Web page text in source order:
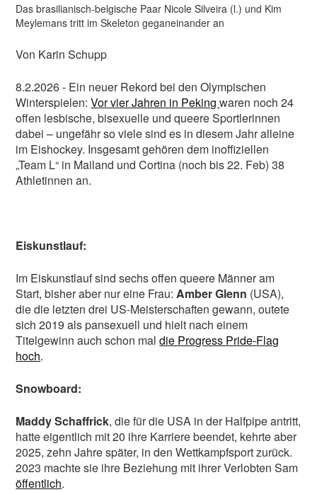
Das brasilianisch-belgische Paar Nicole Silveira (l.) und Kim
Meylemans tritt im Skeleton geganeinander an
Von Karin Schupp
8.2.2026 - Ein neuer Rekord bei den Olympischen
Winterspielen:Vor vier Jahren in Pekingwaren noch 24
offen lesbische, bisexuelle und queere Sportlerinnen
dabei – ungefähr so viele sind es in diesem Jahr alleine
im Eishockey. Insgesamt gehören dem inoffiziellen
„Team L“ in Mailand und Cortina (noch bis 22. Feb) 38
Athletinnen an.
Eiskunstlauf:
Im Eiskunstlauf sind sechs offen queere Männer am
Start, bisher aber nur eine Frau:Amber Glenn (USA),
die die letzten drei US-Meisterschaften gewann, outete
sich 2019 als pansexuell und hielt nach einem
Titelgewinn auch schon maldie Progress Pride-Flag
hoch.
Snowboard:
Maddy Schaffrick, die für die USA in der Halfpipe antritt,
hatte eigentlich mit 20 ihre Karriere beendet, kehrte aber
2025, zehn Jahre später, in den Wettkampfsport zurück.
2023 machte sie ihre Beziehung mit ihrer Verlobten Sam
öffentlich.